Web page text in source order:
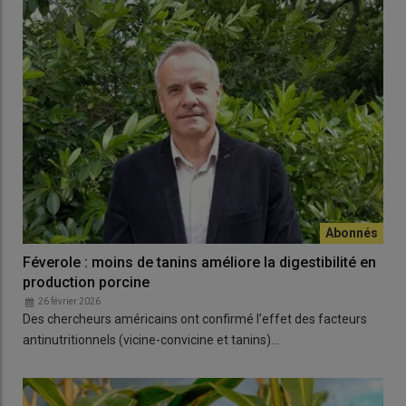
Féverole : moins de tanins améliore la digestibilité en
production porcine
26 février 2026
Des chercheurs américains ont confirmé l’effet des facteurs
antinutritionnels (vicine-convicine et tanins)…